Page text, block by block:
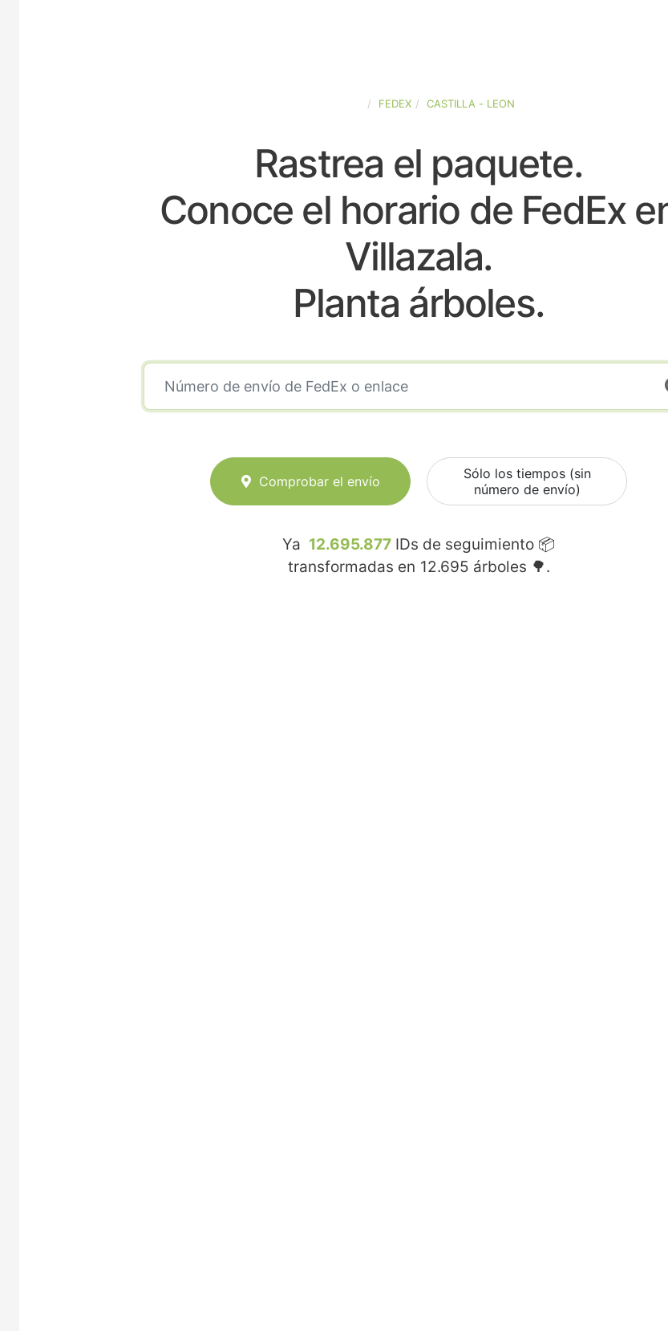
FEDEX CASTILLA - LEON
Rastrea el paquete.
Conoce el horario de FedEx
Villazala.
Planta árboles.
Comprobar el envío
Sólo los tiempos (sin
número de envío)
Ya 12.695.877 IDs de seguimiento 📦
transformadas en 12.695 árboles 🌳.